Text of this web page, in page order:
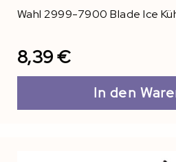
Wahl 2999-7900 Blade Ice
8,39 €
In den